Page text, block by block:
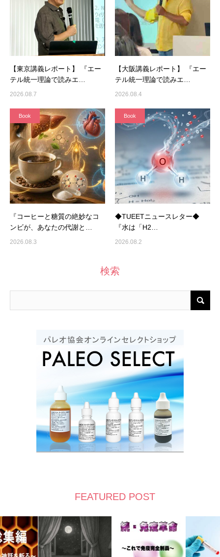
【東京講義レポート】 『エー
テル統一理論で読みエ…
2026.08.7
【大阪講義レポート】 『エー
テル統一理論で読みエ…
2026.08.4
Book
『コーヒーと糖質の絶妙なコ
ンビが、あなたの代謝と…
2026.08.3
Book
◆TUEETニュースレター◆
『水は「H2…
2026.08.2
検索
FEATURED POST